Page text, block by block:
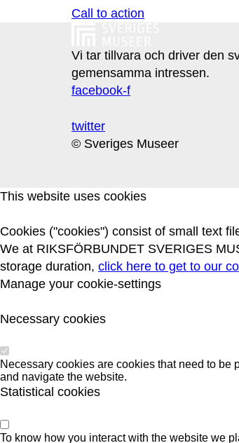
Call to action
Vi tar tillvara och driver den
gemensamma intressen.
facebook-f
twitter
© Sveriges Museer
This website uses cookies
Cookies ("cookies") consist of small text
We at RIKSFÖRBUNDET SVERIGES
storage duration, click here to get to our
Manage your cookie-settings
Necessary cookies
Necessary cookies are cookies that need to be
and navigate the website.
Statistical cookies
To know how you interact with the website we